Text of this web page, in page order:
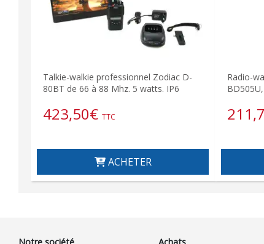
Talkie-walkie professionnel Zodiac D-
80BT de 66 à 88 Mhz. 5 watts. IP6
423,50€ TTC
ACHETER
Radio-
Notre société Achats